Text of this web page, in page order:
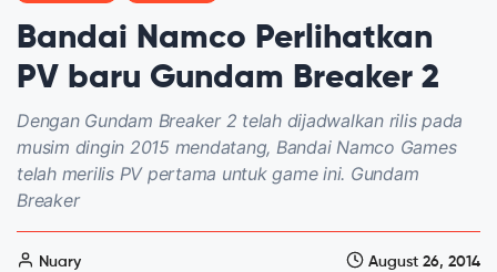
Bandai Namco Perlihatkan
PV baru Gundam Breaker 2
Dengan Gundam Breaker 2 telah dijadwalkan rilis pada
musim dingin 2015 mendatang, Bandai Namco Games
telah merilis PV pertama untuk game ini. Gundam
Breaker
Nuary August 26, 2014